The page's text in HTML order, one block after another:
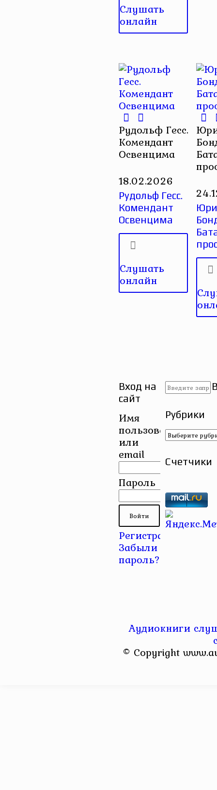
Слушать
онлайн
Рудольф Гесс.
Комендант
Освенцима
18.02.2026
Рудольф Гесс.
Комендант
Освенцима
Слушать
онлайн
Вход на
сайт
Имя
пользователя
или
email
Пароль
Регистрация
Забыли
пароль?
Рубрики
Рубрики
Счетчики
Аудиокниги
© Copyright